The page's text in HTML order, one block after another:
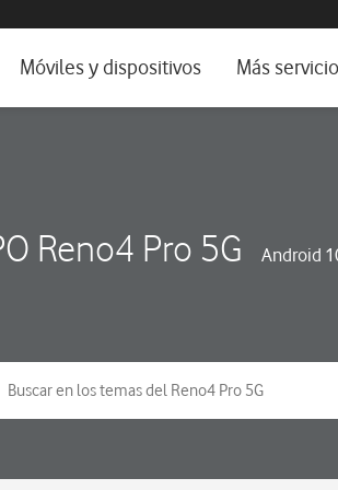
e idioma
Móviles y dispositivos Más
Reno4 Pro 5G Android